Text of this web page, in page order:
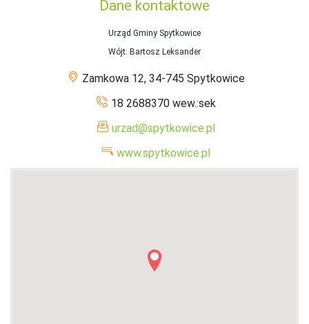
Dane kontaktowe
Urząd Gminy Spytkowice
Wójt: Bartosz Leksander
Zamkowa 12, 34-745 Spytkowice
18 2688370 wew.:sek
urzad@spytkowice.pl
www.spytkowice.pl